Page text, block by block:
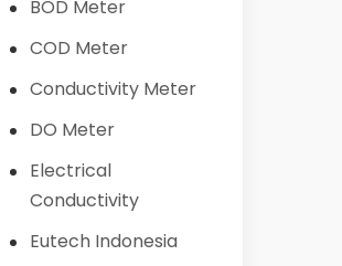
BOD Meter
COD Meter
Conductivity Meter
DO Meter
Electrical
Conductivity
Eutech Indonesia